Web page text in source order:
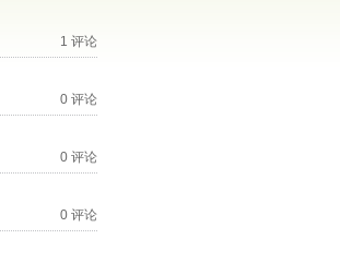
1 评论
0 评论
0 评论
0 评论